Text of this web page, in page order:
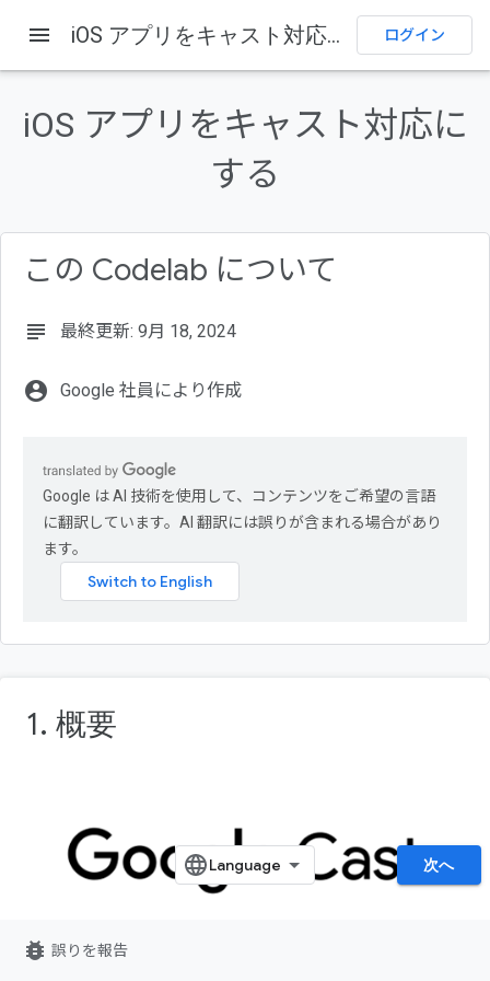
ホーム プロダクト Cast Codelab
1. 概要
Google Cast とは
menu iOS アプリをキャスト対応にする ログイン
iOS アプリをキャスト対応に
する
この Codelab について
subject 最終更新: 9月 18, 2024
account_circle Google 社員により作成
Google は AI 技術を使用して、コンテンツをご希望の言語
に翻訳しています。AI 翻訳には誤りが含まれる場合があり
ます。
1. 概要
この Codelab では、既存の iOS 動画アプリを変更して、
次へ
bug_report 誤りを報告